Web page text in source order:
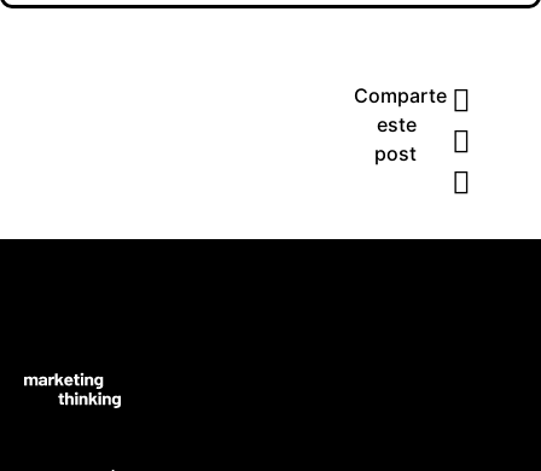
Comparte
este
post